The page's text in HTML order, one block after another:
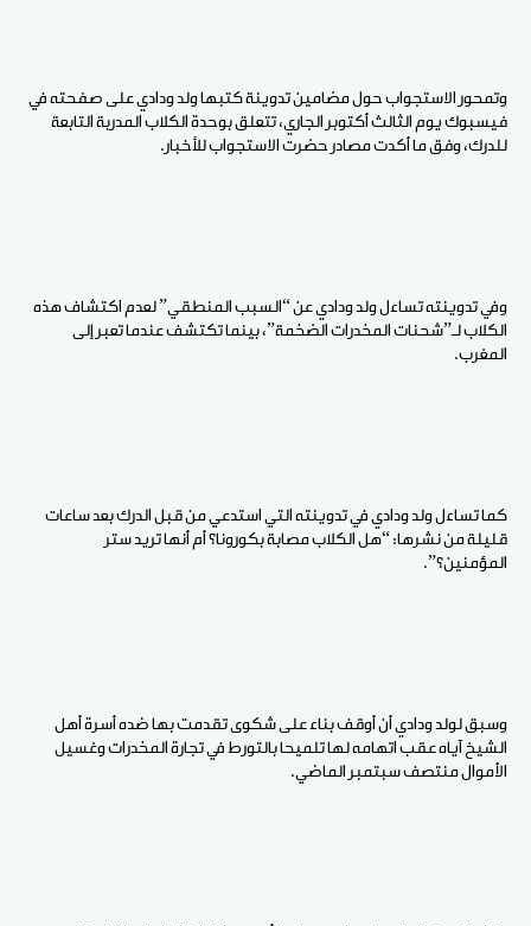
وتمحور الاستجواب حول مضامين تدوينة كتبها ولد ودادي على صفحته في
فيسبوك يوم الثالث أكتوبر الجاري، تتعلق بوحدة الكلاب المدربة التابعة
للدرك، وفق ما أكدت مصادر حضرت الاستجواب للأخبار.
وفي تدوينته تساءل ولد ودادي عن “السبب المنطقي” لعدم اكتشاف هذه
الكلاب لـ”شحنات المخدرات الضخمة”، بينما تكتشف عندما تعبر إلى
المغرب.
كما تساءل ولد ودادي في تدوينته التي استدعي من قبل الدرك بعد ساعات
قليلة من نشرها: “هل الكلاب مصابة بكورونا؟ أم أنها تريد ستر
المؤمنين؟”.
وسبق لولد ودادي أن أوقف بناء على شكوى تقدمت بها ضده أسرة أهل
الشيخ آياه عقب اتهامه لها تلميحا بالتورط في تجارة المخدرات وغسيل
الأموال منتصف سبتمبر الماضي.